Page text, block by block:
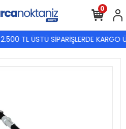
2.500 TL ÜSTÜ SİPARİŞLERDE KARGO
0